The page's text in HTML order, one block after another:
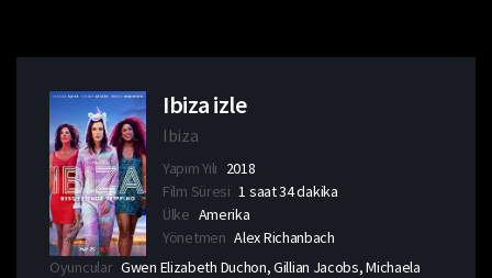
Ibiza izle
Ibiza
Yapım Yılı 2018
Film Süresi 1 saat 34 dakika
Ülke Amerika
Yönetmen Alex Richanbach
Oyuncular Gwen Elizabeth Duchon, Gillian Jacobs, Michaela